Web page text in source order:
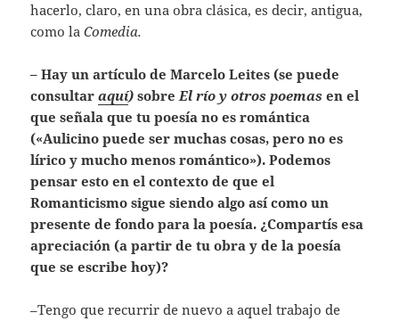
hacerlo, claro, en una obra clásica, es decir, antigua,
como laComedia.
– Hay un artículo de Marcelo Leites (se puede
consultaraquí) sobreEl río y otros poemas en el
que señala que tu poesía no es romántica
(«Aulicino puede ser muchas cosas, pero no es
lírico y mucho menos romántico»). Podemos
pensar esto en el contexto de que el
Romanticismo sigue siendo algo así como un
presente de fondo para la poesía. ¿Compartís esa
apreciación (a partir de tu obra y de la poesía
que se escribe hoy)?
–Tengo que recurrir de nuevo a aquel trabajo de